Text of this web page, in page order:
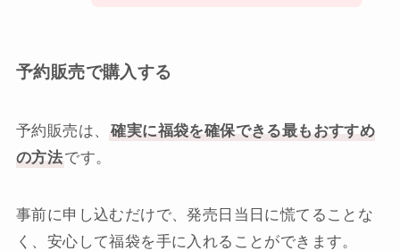
予約販売で購入する
予約販売は、
確実に福袋を確保できる最もおすすめ
の方法です。
事前に申し込むだけで、発売日当日に慌てることな
く、安心して福袋を手に入れることができます。